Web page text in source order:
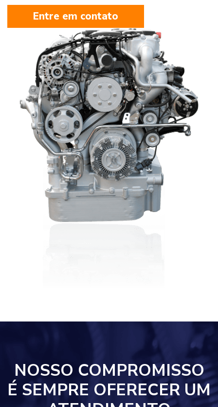
Entre em contato
NOSSO COMPROMISSO
É SEMPRE OFERECER UM